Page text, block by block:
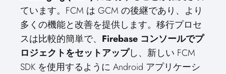
ています。FCM は GCM の後継であり、より
多くの機能と改善を提供します。移行プロセ
スは比較的簡単で、 Firebase コンソールでプ
ロジェクトをセットアップし、新しい FCM
SDK を使用するように Android アプリケーシ